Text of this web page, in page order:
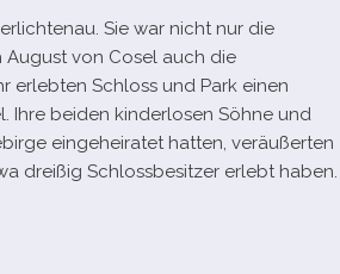
Sie war nicht nur die
August von Cosel auch die
erleb­ten Schloss und Park einen
Ihre bei­den kin­der­lo­sen Söhne und
ein­ge­hei­ra­tet hat­ten, ver­äu­ßer­ten
drei­ßig Schlossbesitzer erlebt haben.